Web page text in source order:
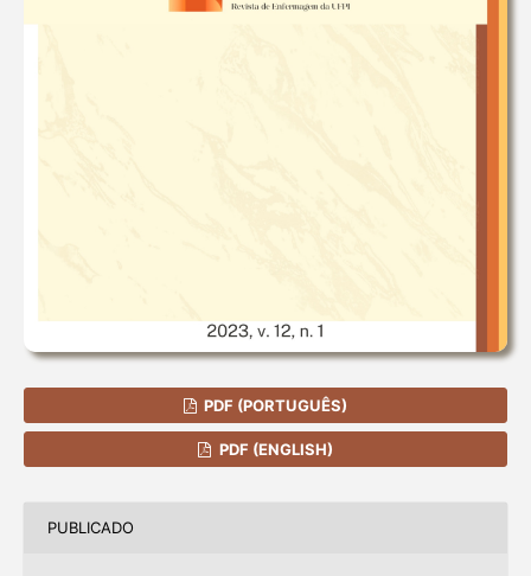
PDF (PORTUGUÊS)
PDF (ENGLISH)
PUBLICADO